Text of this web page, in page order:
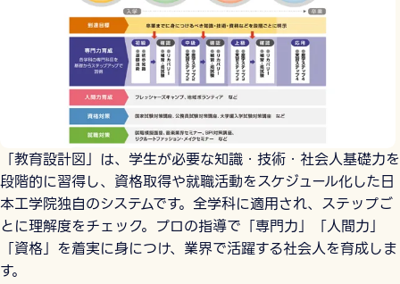
「教育設計図」は、学生が必要な知識・技術・社会人基礎力を
段階的に習得し、資格取得や就職活動をスケジュール化した日
本工学院独自のシステムです。全学科に適用され、ステップご
とに理解度をチェック。プロの指導で「専門力」「人間力」
「資格」を着実に身につけ、業界で活躍する社会人を育成しま
す。